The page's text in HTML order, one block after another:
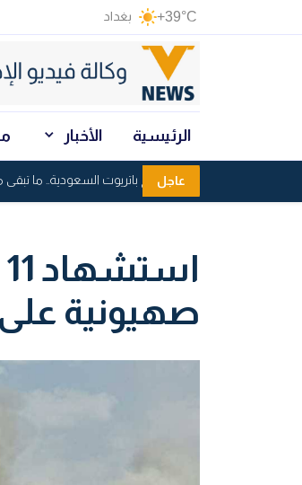
+39°C بغداد
الرئيسية الأخبار
عاجل
استنزاف صواريخ باتريوت السعودية.. ما تبقى منها
صهيونية